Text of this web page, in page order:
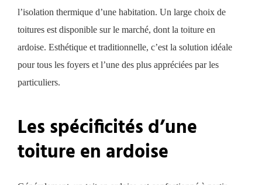
l’isolation thermique d’une habitation. Un large choix de
toitures est disponible sur le marché, dont la toiture en
ardoise. Esthétique et traditionnelle, c’est la solution idéale
pour tous les foyers et l’une des plus appréciées par les
particuliers.
Les spécificités d’une
toiture en ardoise